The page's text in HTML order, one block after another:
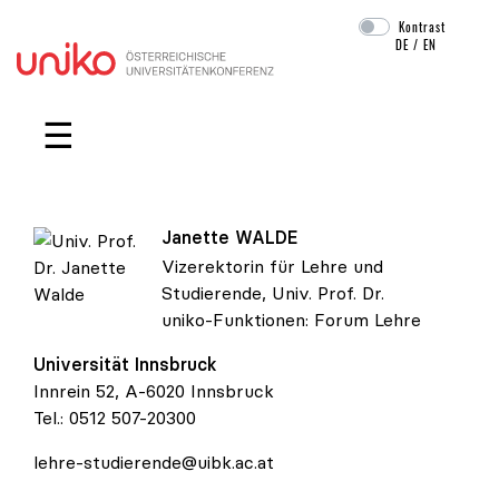
Navigation überspringen
Kontrast
DE /EN
☰
Univ. Prof. Dr. Janette Walde
Janette WALDE
Vizerektorin für Lehre und
Studierende, Univ. Prof. Dr.
uniko-Funktionen: Forum Lehre
Universität Innsbruck
Innrein 52, A-6020 Innsbruck
Tel.: 0512 507-20300
lehre-studierende@uibk.ac.at